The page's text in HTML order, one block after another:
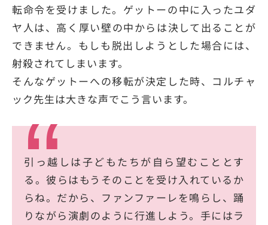
転命令を受けました。ゲットーの中に入ったユダ
ヤ人は、高く厚い壁の中からは決して出ることが
できません。もしも脱出しようとした場合には、
射殺されてしまいます。
そんなゲットーへの移転が決定した時、コルチャ
ック先生は大きな声でこう言います。
引っ越しは子どもたちが自ら望むこととす
る。彼らはもうそのことを受け入れているか
らね。だから、ファンファーレを鳴らし、踊
りながら演劇のように行進しよう。手にはラ